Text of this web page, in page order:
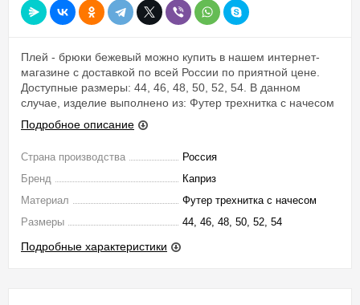
Плей - брюки бежевый можно купить в нашем интернет-
магазине с доставкой по всей России по приятной цене.
Доступные размеры: 44, 46, 48, 50, 52, 54. В данном
случае, изделие выполнено из: Футер трехнитка с начесом
Подробное описание
Страна производства
Россия
Бренд
Каприз
Материал
Футер трехнитка с начесом
Размеры
44, 46, 48, 50, 52, 54
Подробные характеристики